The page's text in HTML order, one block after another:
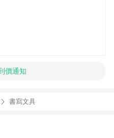
價通知
書寫文具